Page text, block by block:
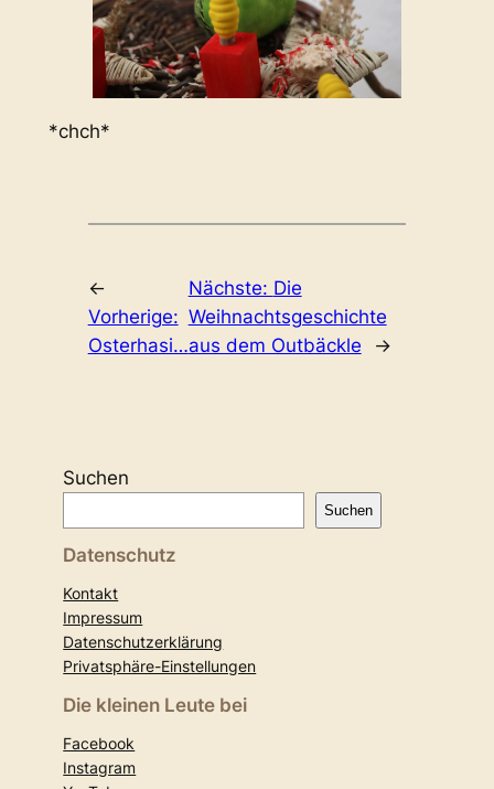
*chch*
←
Vorherige:
Osterhasi…
Nächste: Die
Weihnachtsgeschichte
aus dem Outbäckle
→
Suchen
Suchen
Datenschutz
Kontakt
Impressum
Datenschutzerklärung
Privatsphäre-Einstellungen
Die kleinen Leute bei
Facebook
Instagram